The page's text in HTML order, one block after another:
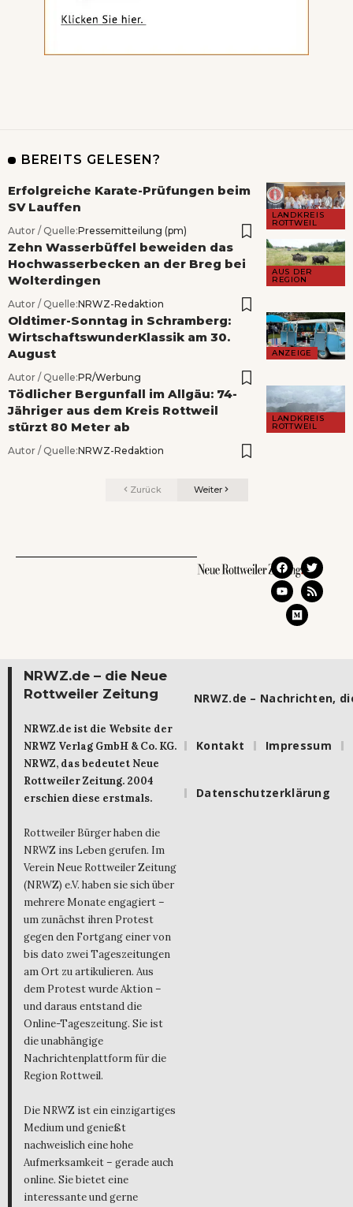
BEREITS GELESEN?
LANDKREIS
ROTTWEIL
Erfolgreiche Karate-Prüfungen beim
SV Lauffen
Autor / Quelle:Pressemitteilung (pm)
AUS DER
REGION
Zehn Wasserbüffel beweiden das
Hochwasserbecken an der Breg bei
Wolterdingen
Autor / Quelle:NRWZ-Redaktion
ANZEIGE
Oldtimer-Sonntag in Schramberg:
WirtschaftswunderKlassik am 30.
August
Autor / Quelle:PR/Werbung
LANDKREIS
ROTTWEIL
Tödlicher Bergunfall im Allgäu: 74-
Jähriger aus dem Kreis Rottweil
stürzt 80 Meter ab
Autor / Quelle:NRWZ-Redaktion
Zurück Weiter
NRWZ.de – die Neue
Rottweiler Zeitung
NRWZ.de ist die Website der
NRWZ Verlag GmbH & Co. KG.
NRWZ, das bedeutet Neue
Rottweiler Zeitung. 2004
erschien diese erstmals.
Rottweiler Bürger haben die
NRWZ ins Leben gerufen. Im
Verein Neue Rottweiler Zeitung
(NRWZ) e.V. haben sie sich über
mehrere Monate engagiert –
um zunächst ihren Protest
gegen den Fortgang einer von
bis dato zwei Tageszeitungen
am Ort zu artikulieren. Aus
dem Protest wurde Aktion –
und daraus entstand die
Online-Tageszeitung. Sie ist
die unabhängige
Nachrichtenplattform für die
Region Rottweil.
Die NRWZ ist ein einzigartiges
Medium und genießt
nachweislich eine hohe
Aufmerksamkeit – gerade auch
online. Sie bietet eine
interessante und gerne
NRWZ.de – Nachrichten,
Kontakt Impressum
Datenschutzerklärung